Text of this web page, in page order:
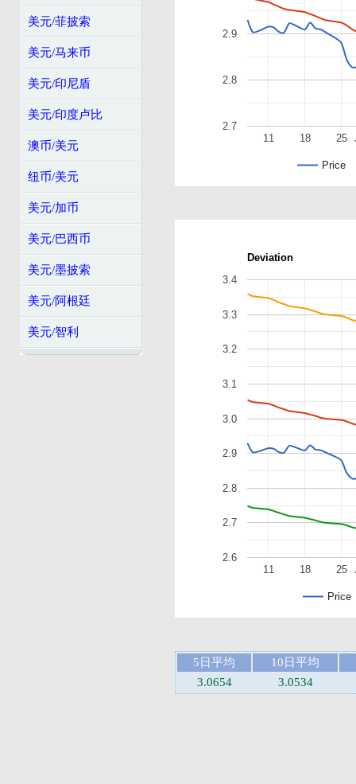
美元/菲披索
美元/马来币
美元/印尼盾
美元/印度卢比
澳币/美元
纽币/美元
美元/加币
美元/巴西币
美元/墨披索
美元/阿根廷
美元/智利
Price
11 18 25
2.7
2.8
2.9
Deviation
Price
11 18 25
2.6
2.7
2.8
2.9
3.0
3.1
3.2
3.3
3.4
5日平均
10日平均
3.0654
3.0534